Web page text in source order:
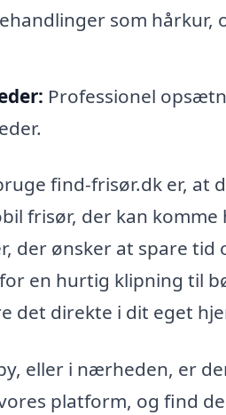
som hårkur,
Professionel
find-frisør.dk er, at
frisør, der kan
der ønsker at spare
en hurtig klipning til
det direkte i dit eget
eller i nærheden, er
platform, og find